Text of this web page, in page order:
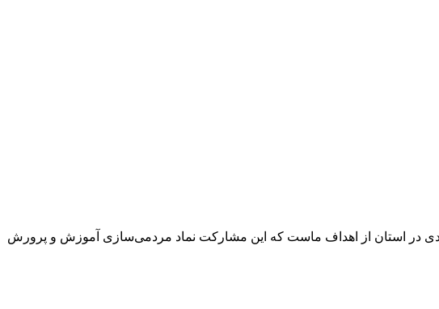
در استان از اهداف ماست که این مشارکت نماد مردمی‌سازی آموزش و پرورش